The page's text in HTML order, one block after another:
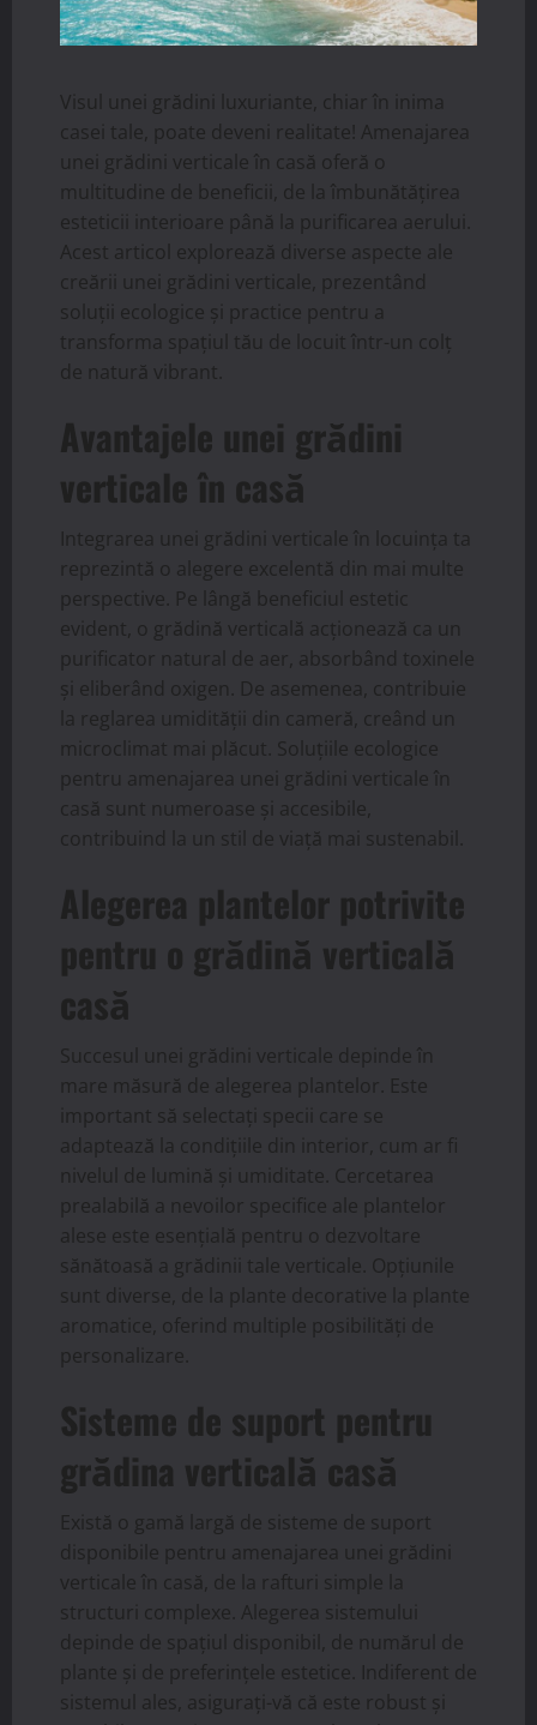
Visul unei grădini luxuriante, chiar în inima
casei tale, poate deveni realitate! Amenajarea
unei grădini verticale în casă oferă o
multitudine de beneficii, de la îmbunătățirea
esteticii interioare până la purificarea aerului.
Acest articol explorează diverse aspecte ale
creării unei grădini verticale, prezentând
soluții ecologice și practice pentru a
transforma spațiul tău de locuit într-un colț
de natură vibrant.
Avantajele unei grădini
verticale în casă
Integrarea unei grădini verticale în locuința ta
reprezintă o alegere excelentă din mai multe
perspective. Pe lângă beneficiul estetic
evident, o grădină verticală acționează ca un
purificator natural de aer, absorbând toxinele
și eliberând oxigen. De asemenea, contribuie
la reglarea umidității din cameră, creând un
microclimat mai plăcut. Soluțiile ecologice
pentru amenajarea unei grădini verticale în
casă sunt numeroase și accesibile,
contribuind la un stil de viață mai sustenabil.
Alegerea plantelor potrivite
pentru o grădină verticală
casă
Succesul unei grădini verticale depinde în
mare măsură de alegerea plantelor. Este
important să selectați specii care se
adaptează la condițiile din interior, cum ar fi
nivelul de lumină și umiditate. Cercetarea
prealabilă a nevoilor specifice ale plantelor
alese este esențială pentru o dezvoltare
sănătoasă a grădinii tale verticale. Opțiunile
sunt diverse, de la plante decorative la plante
aromatice, oferind multiple posibilități de
personalizare.
Sisteme de suport pentru
grădina verticală casă
Există o gamă largă de sisteme de suport
disponibile pentru amenajarea unei grădini
verticale în casă, de la rafturi simple la
structuri complexe. Alegerea sistemului
depinde de spațiul disponibil, de numărul de
plante și de preferințele estetice. Indiferent de
sistemul ales, asigurați-vă că este robust și